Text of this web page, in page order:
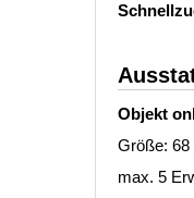
Objekt
Größe: 68
max. 5